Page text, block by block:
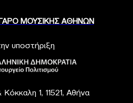
ΜΟΥΣΙΚΗΣ ΑΘΗΝΩΝ
υποστήριξη
1, 11521, Αθήνα